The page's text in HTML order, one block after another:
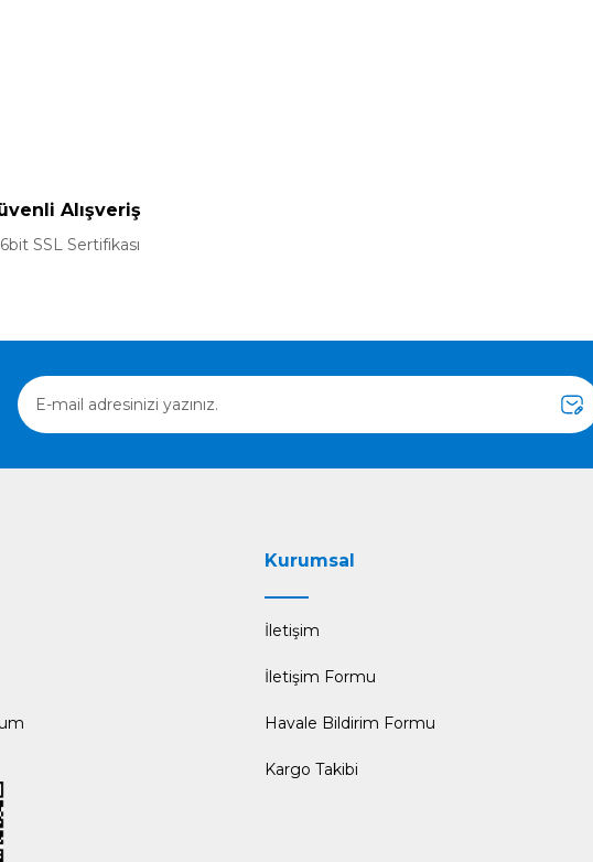
Alışveriş
SSL Sertifikası
Kurumsal
İletişim
İletişim Formu
Havale Bildirim Formu
Kargo Takibi